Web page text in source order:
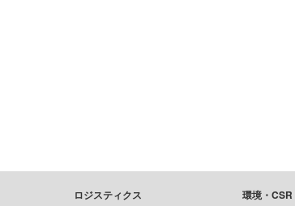
ロジスティクス 環境・CSR